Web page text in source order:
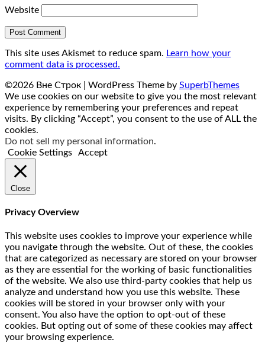
Website
This site uses Akismet to reduce spam. Learn how your
comment data is processed.
©2026 Вне Строк | WordPress Theme by SuperbThemes
We use cookies on our website to give you the most relevant
experience by remembering your preferences and repeat
visits. By clicking “Accept”, you consent to the use of ALL the
cookies.
Do not sell my personal information.
Cookie Settings
Accept
Close
Privacy Overview
This website uses cookies to improve your experience while
you navigate through the website. Out of these, the cookies
that are categorized as necessary are stored on your browser
as they are essential for the working of basic functionalities
of the website. We also use third-party cookies that help us
analyze and understand how you use this website. These
cookies will be stored in your browser only with your
consent. You also have the option to opt-out of these
cookies. But opting out of some of these cookies may affect
your browsing experience.